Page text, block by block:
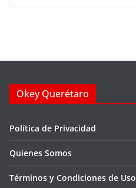
Okey Querétaro
Política de Privacidad
Quienes Somos
Términos y Condiciones de Uso